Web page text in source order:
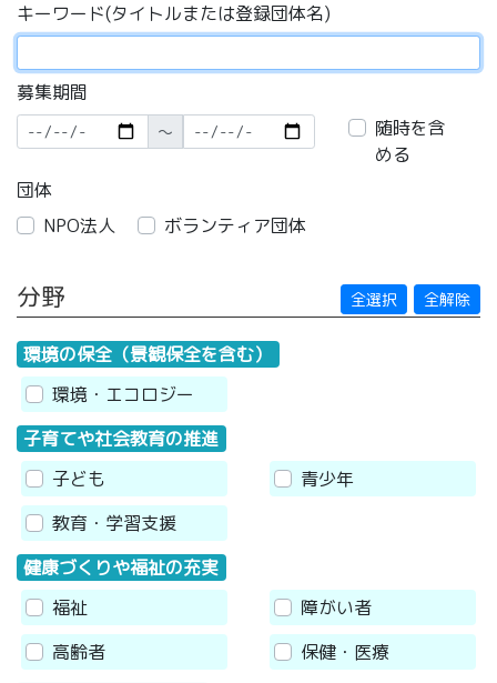
キーワード(タイトルまたは登録団体名)
募集期間
〜
随時を含
める
団体
NPO法人
ボランティア団体
分野 全選択 全解除
環境の保全（景観保全を含む）
環境・エコロジー
子育てや社会教育の推進
子ども
青少年
教育・学習支援
健康づくりや福祉の充実
福祉
障がい者
高齢者
保健・医療